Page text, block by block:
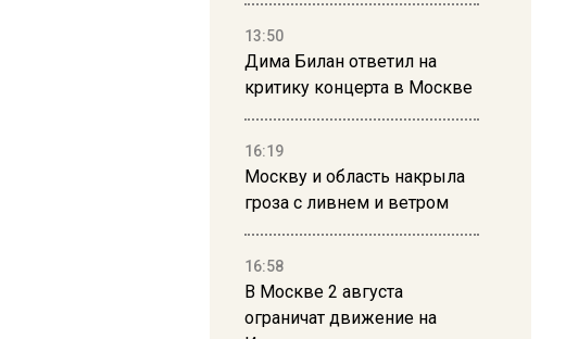
13:50
Дима Билан ответил на
критику концерта в Москве
16:19
Москву и область накрыла
гроза с ливнем и ветром
16:58
В Москве 2 августа
ограничат движение на